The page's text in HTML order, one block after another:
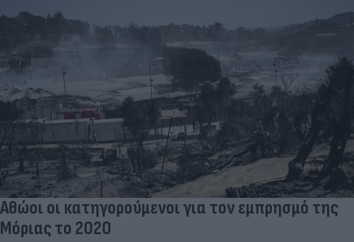
Αθώοι οι κατηγορούμενοι για τον εμπρησμό της
Μόριας το 2020